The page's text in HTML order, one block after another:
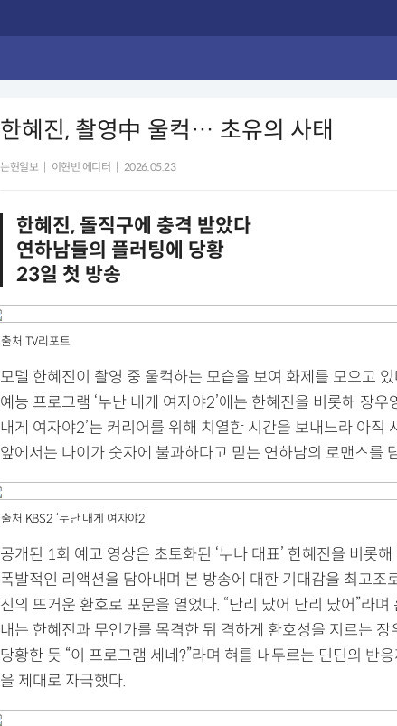
한혜진, 촬영中 울컥… 초유의 사태
논현일보 이현빈 에디터 2026.05.23
한혜진, 돌직구에 충격 받았다
연하남들의 플러팅에 당황
23일 첫 방송
출처:TV리포트
모델 한혜진이 촬영 중 울컥하는 모습을 보여 화제를 모으고
예능 프로그램 ‘누난 내게 여자야2’에는 한혜진을 비롯해 장우
내게 여자야2’는 커리어를 위해 치열한 시간을 보내느라 아직
앞에서는 나이가 숫자에 불과하다고 믿는 연하남의 로맨스를
출처:KBS2 ‘누난 내게 여자야2’
공개된 1회 예고 영상은 초토화된 ‘누나 대표’ 한혜진을 비롯해
폭발적인 리액션을 담아내며 본 방송에 대한 기대감을 최고조
진의 뜨거운 환호로 포문을 열었다. “난리 났어 난리 났어”라
내는 한혜진과 무언가를 목격한 뒤 격하게 환호성을 지르는 장
당황한 듯 “이 프로그램 세네?”라며 혀를 내두르는 딘딘의 반
을 제대로 자극했다.